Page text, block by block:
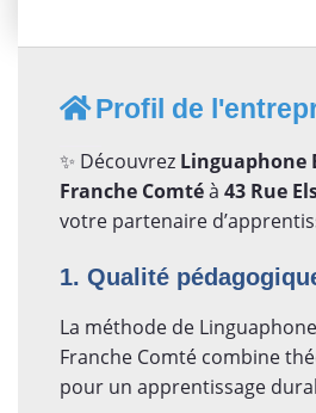
Profil de
✨ Découvrez Linguaphone
Franche Comtéà 43 Rue
votre partenaire
1. Qualité
La méthode de
Franche Comté combine
pour un apprentissage